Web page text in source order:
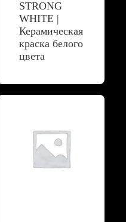
STRONG
WHITE |
Керамическая
краска белого
цвета